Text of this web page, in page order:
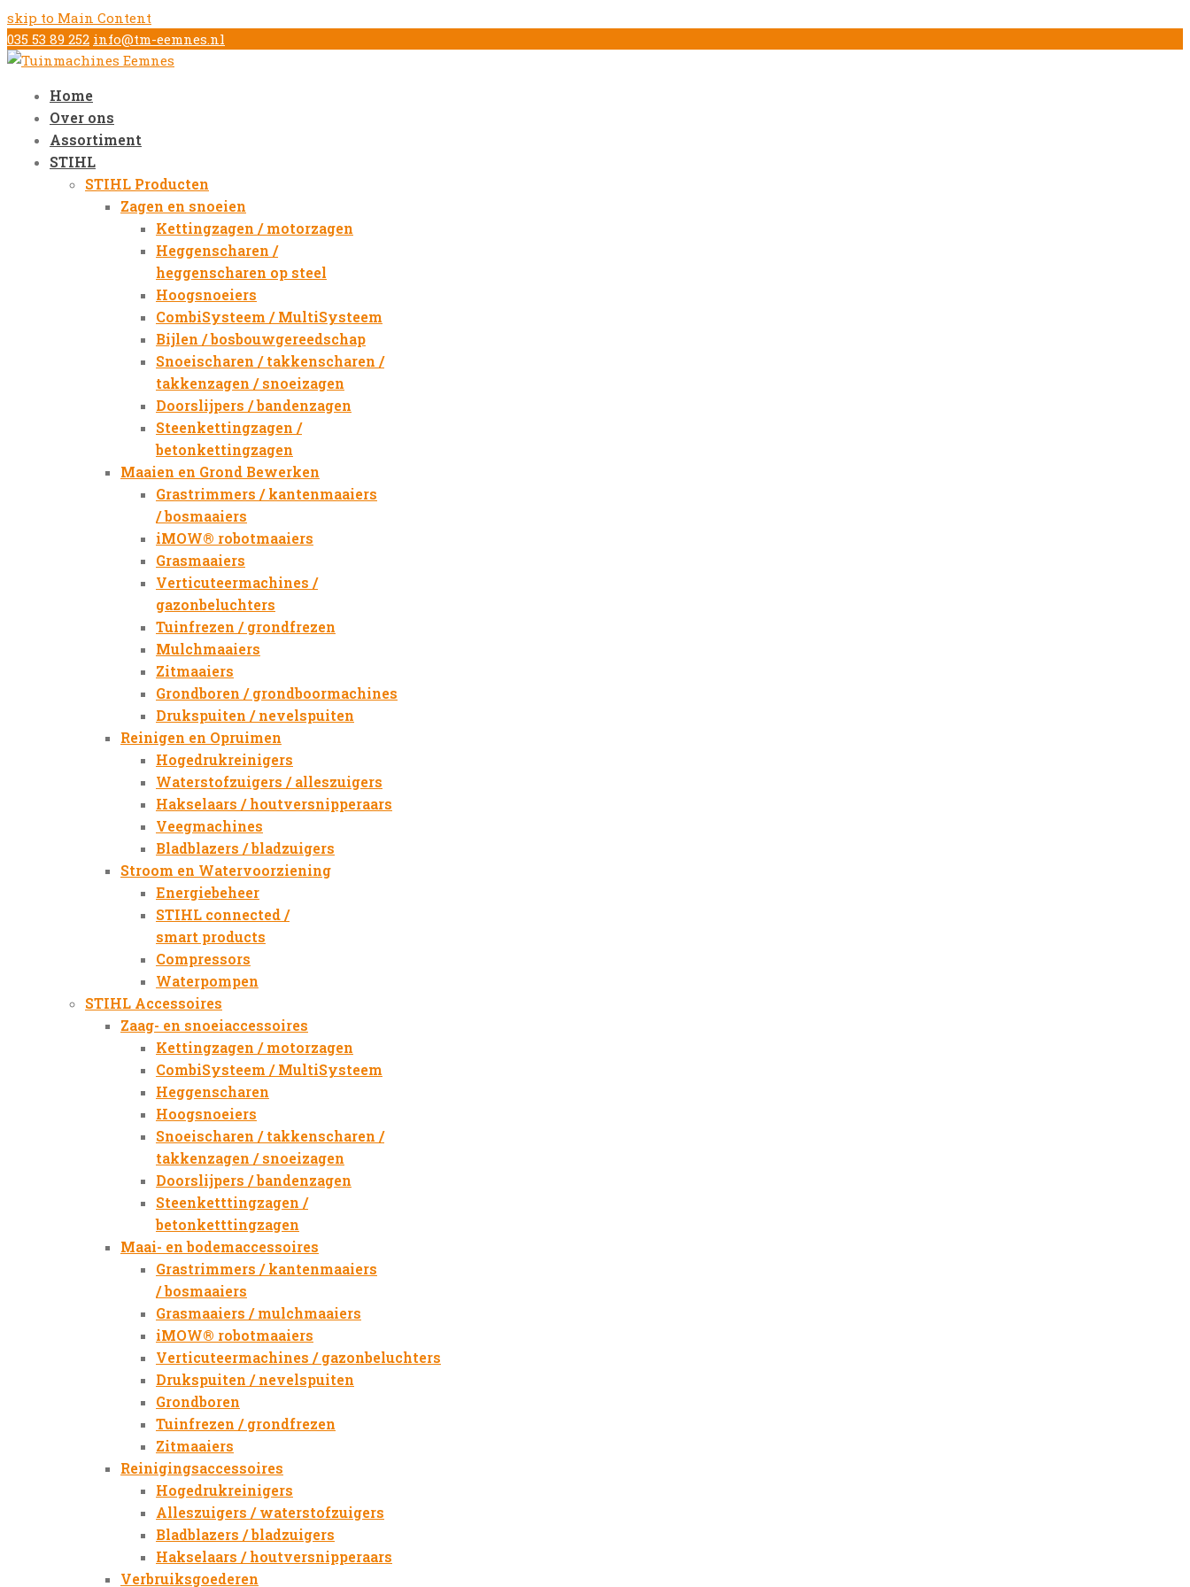
skip to Main Content
035 53 89 252 info@tm-eemnes.nl
Home
Over ons
Assortiment
STIHL
STIHL Producten
Zagen en snoeien
Kettingzagen / motorzagen
Heggenscharen /
heggenscharen op steel
Hoogsnoeiers
CombiSysteem / MultiSysteem
Bijlen / bosbouwgereedschap
Snoeischaren / takkenscharen /
takkenzagen / snoeizagen
Doorslijpers / bandenzagen
Steenkettingzagen /
betonkettingzagen
Maaien en Grond Bewerken
Grastrimmers / kantenmaaiers
/ bosmaaiers
iMOW® robotmaaiers
Grasmaaiers
Verticuteermachines /
gazonbeluchters
Tuinfrezen / grondfrezen
Mulchmaaiers
Zitmaaiers
Grondboren / grondboormachines
Drukspuiten / nevelspuiten
Reinigen en Opruimen
Hogedrukreinigers
Waterstofzuigers / alleszuigers
Hakselaars / houtversnipperaars
Veegmachines
Bladblazers / bladzuigers
Stroom en Watervoorziening
Energiebeheer
STIHL connected /
smart products
Compressors
Waterpompen
STIHL Accessoires
Zaag- en snoeiaccessoires
Kettingzagen / motorzagen
CombiSysteem / MultiSysteem
Heggenscharen
Hoogsnoeiers
Snoeischaren / takkenscharen /
takkenzagen / snoeizagen
Doorslijpers / bandenzagen
Steenketttingzagen /
betonketttingzagen
Maai- en bodemaccessoires
Grastrimmers / kantenmaaiers
/ bosmaaiers
Grasmaaiers / mulchmaaiers
iMOW® robotmaaiers
Verticuteermachines / gazonbeluchters
Drukspuiten / nevelspuiten
Grondboren
Tuinfrezen / grondfrezen
Zitmaaiers
Reinigingsaccessoires
Hogedrukreinigers
Alleszuigers / waterstofzuigers
Bladblazers / bladzuigers
Hakselaars / houtversnipperaars
Verbruiksgoederen